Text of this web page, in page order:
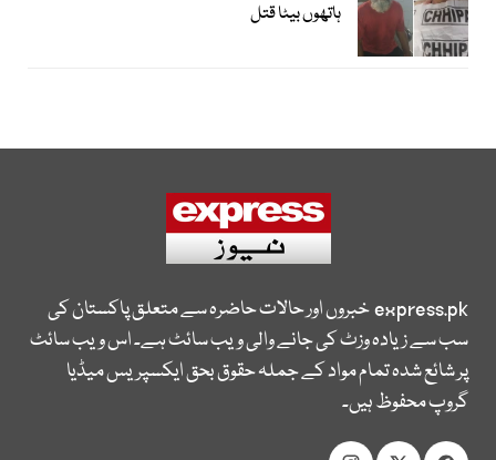
ہاتھوں بیٹا قتل
express.pkخبروں اور حالات حاضرہ سے متعلق پاکستان کی
سب سے زیادہ وزٹ کی جانے والی ویب سائٹ ہے۔ اس ویب سائٹ
پر شائع شدہ تمام مواد کے جملہ حقوق بحق ایکسپریس میڈیا
گروپ محفوظ ہیں۔